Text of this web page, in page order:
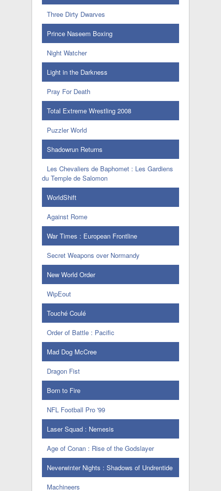
Three Dirty Dwarves
Prince Naseem Boxing
Night Watcher
Light in the Darkness
Pray For Death
Total Extreme Wrestling 2008
Puzzler World
Shadowrun Returns
Les Chevaliers de Baphomet : Les Gardiens
du Temple de Salomon
WorldShift
Against Rome
War Times : European Frontline
Secret Weapons over Normandy
New World Order
WipEout
Touché Coulé
Order of Battle : Pacific
Mad Dog McCree
Dragon Fist
Born to Fire
NFL Football Pro '99
Laser Squad : Nemesis
Age of Conan : Rise of the Godslayer
Neverwinter Nights : Shadows of Undrentide
Machineers